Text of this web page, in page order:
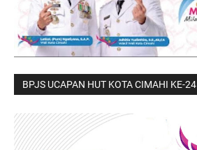
BPJS UCAPAN HUT KOTA CIMAHI KE-24